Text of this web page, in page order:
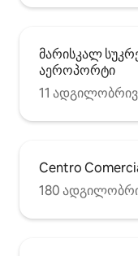
მარისკალ
აეროპორტი
11
Centro
180